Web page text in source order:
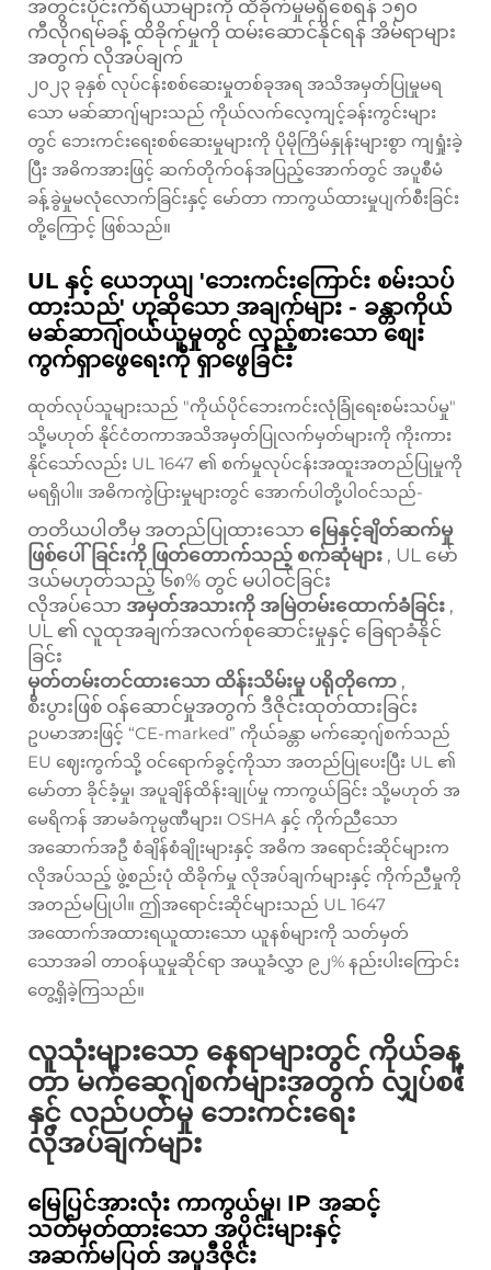
အတွင်းပိုင်းကိရိယာများကို ထိခိုက်မှုမရှိစေရန် ၁၅၀
ကီလိုဂရမ်ခန့် ထိခိုက်မှုကို ထမ်းဆောင်နိုင်ရန် အိမ်ရာများ
အတွက် လိုအပ်ချက်
၂၀၂၃ ခုနှစ် လုပ်ငန်းစစ်ဆေးမှုတစ်ခုအရ အသိအမှတ်ပြုမှုမရ
သော မဆ်ဆာဂျ်များသည် ကိုယ်လက်လေ့ကျင့်ခန်းကွင်းများ
တွင် ဘေးကင်းရေးစစ်ဆေးမှုများကို ပိုမိုကြိမ်နှုန်းများစွာ ကျရှုံးခဲ့
ပြီး အဓိကအားဖြင့် ဆက်တိုက်ဝန်အပြည့်အောက်တွင် အပူစီမံ
ခန့်ခွဲမှုမလုံလောက်ခြင်းနှင့် မော်တာ ကာကွယ်ထားမှုပျက်စီးခြင်း
တို့ကြောင့် ဖြစ်သည်။
UL နှင့် ယေဘုယျ 'ဘေးကင်းကြောင်း စမ်းသပ်
ထားသည်' ဟုဆိုသော အချက်များ - ခန္တာကိုယ်
မဆ်ဆာဂျ်ဝယ်ယူမှုတွင် လှည့်စားသော စျေး
ကွက်ရှာဖွေရေးကို ရှာဖွေခြင်း
ထုတ်လုပ်သူများသည် "ကိုယ်ပိုင်ဘေးကင်းလုံခြုံရေးစမ်းသပ်မှု"
သို့မဟုတ် နိုင်ငံတကာအသိအမှတ်ပြုလက်မှတ်များကို ကိုးကား
နိုင်သော်လည်း UL 1647 ၏ စက်မှုလုပ်ငန်းအထူးအတည်ပြုမှုကို
မရရှိပါ။ အဓိကကွဲပြားမှုများတွင် အောက်ပါတို့ပါဝင်သည်-
တတိယပါတီမှ အတည်ပြုထားသော မြေနှင့်ချိတ်ဆက်မှု
ဖြစ်ပေါ်ခြင်းကို ဖြတ်တောက်သည့် စက်ဆုံများ , UL မော်
ဒယ်မဟုတ်သည့် ၆၈% တွင် မပါဝင်ခြင်း
လိုအပ်သော အမှတ်အသားကို အမြဲတမ်းထောက်ခံခြင်း ,
UL ၏ လူထုအချက်အလက်စုဆောင်းမှုနှင့် ခြေရာခံနိုင်
ခြင်း
မှတ်တမ်းတင်ထားသော ထိန်းသိမ်းမှု ပရိုတိုကော ,
စီးပွားဖြစ် ဝန်ဆောင်မှုအတွက် ဒီဇိုင်းထုတ်ထားခြင်း
ဥပမာအားဖြင့် “CE-marked” ကိုယ်ခန္တာ မက်ဆေ့ဂျ်စက်သည်
EU ဈေးကွက်သို့ ဝင်ရောက်ခွင့်ကိုသာ အတည်ပြုပေးပြီး UL ၏
မော်တာ ခိုင်ခံ့မှု၊ အပူချိန်ထိန်းချုပ်မှု ကာကွယ်ခြင်း သို့မဟုတ် အ
မေရိကန် အာမခံကုမ္ပဏီများ၊ OSHA နှင့် ကိုက်ညီသော
အဆောက်အဦ စံချိန်စံချိုးများနှင့် အဓိက အရောင်းဆိုင်များက
လိုအပ်သည့် ဖွဲ့စည်းပုံ ထိခိုက်မှု လိုအပ်ချက်များနှင့် ကိုက်ညီမှုကို
အတည်မပြုပါ။ ဤအရောင်းဆိုင်များသည် UL 1647
အထောက်အထားရယူထားသော ယူနစ်များကို သတ်မှတ်
သောအခါ တာဝန်ယူမှုဆိုင်ရာ အယူခံလွှာ ၉၂% နည်းပါးကြောင်း
တွေ့ရှိခဲ့ကြသည်။
လူသုံးများသော နေရာများတွင် ကိုယ်ခန္
တာ မက်ဆေ့ဂျ်စက်များအတွက် လျှပ်စစ်
နှင့် လည်ပတ်မှု ဘေးကင်းရေး
လိုအပ်ချက်များ
မြေပြင်အားလုံး ကာကွယ်မှု၊ IP အဆင့်
သတ်မှတ်ထားသော အပိုင်းများနှင့်
အဆက်မပြတ် အပူဒီဇိုင်း